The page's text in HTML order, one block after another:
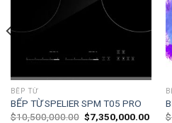
BẾP TỪ
BẾP TỪ SPELIER SPM T05 PRO
$10,500,000.00 $7,350,000.00
$